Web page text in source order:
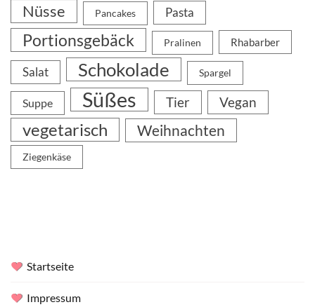
Nüsse Pancakes Pasta
Portionsgebäck Pralinen Rhabarber
Salat Schokolade Spargel
Suppe Süßes Tier Vegan
vegetarisch Weihnachten
Ziegenkäse
Startseite
Impressum